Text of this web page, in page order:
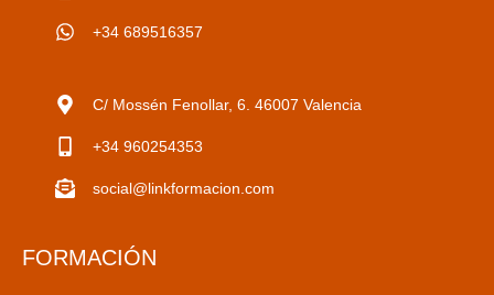
+34 689516357
C/ Mossén Fenollar, 6. 46007 Valencia
+34 960254353
social@linkformacion.com
FORMACIÓN